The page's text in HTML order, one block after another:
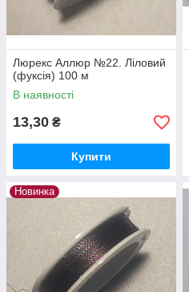
Люрекс Аллюр №22. Ліловий
(фуксія) 100 м
В наявності
13,30 ₴
Купити
Новинка